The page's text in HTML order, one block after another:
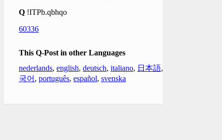
Q !ITPb.qbhqo
60336
This Q-Post in other Languages
nederlands, english, deutsch, italiano, 日本語,
국어 , português, español, svenska